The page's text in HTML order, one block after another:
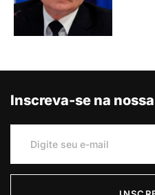
Inscreva-se na